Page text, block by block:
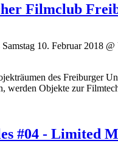
Filmclub
10. Februar 2018
des Freiburger
werden Objekte zur
#04 - Limited